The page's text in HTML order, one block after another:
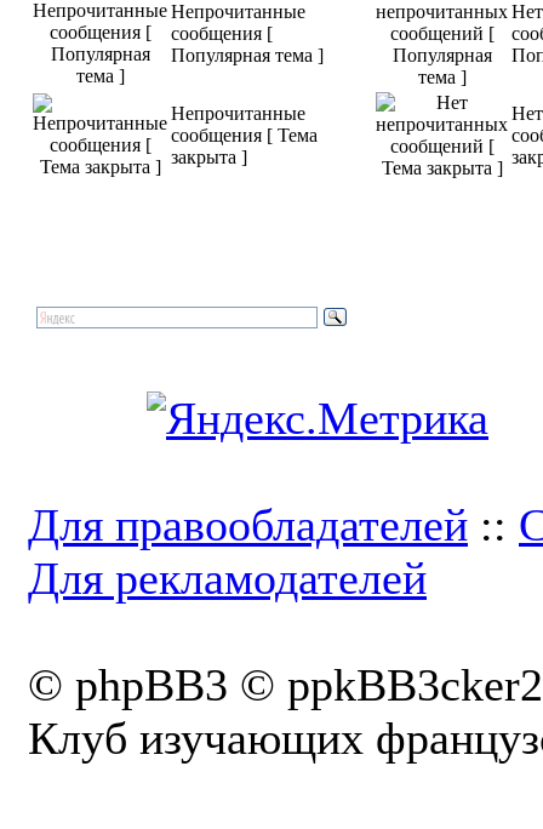
Tout va
>>>
Непрочитанные
сообщения [
Популярная тема ]
Непрочитанные
сообщения [ Тема
закрыта ]
Для правообладателей ::
Для рекламодателей
© phpBB3 ©
Клуб изучающих